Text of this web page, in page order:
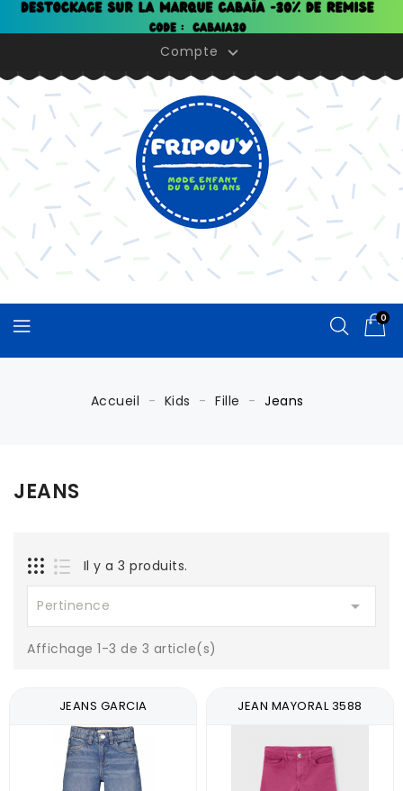
Compte 
0
Accueil Kids Fille Jeans
JEANS
Il y a 3 produits.
Pertinence 
Affichage 1-3 de 3 article(s)
JEANS GARCIA JEAN MAYORAL 3588
Panneau de gestion des cookies